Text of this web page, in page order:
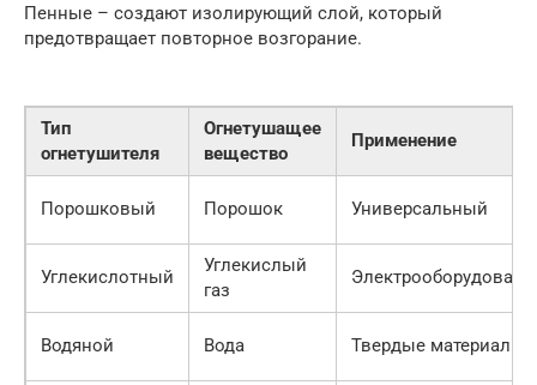
Пенные – создают изолирующий слой, который
предотвращает повторное возгорание.
Тип
огнетушителя
Огнетушащее
вещество
Применение
Порошковый Порошок Универсальный
Углекислотный
Углекислый
газ
Водяной Вода Твердые материалы